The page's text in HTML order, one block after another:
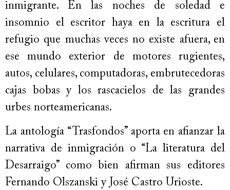
inmigrante. En las noches de soledad e
insomnio el escritor haya en la escritura el
refugio que muchas veces no existe afuera, en
ese mundo exterior de motores rugientes,
autos, celulares, computadoras, embrutecedoras
cajas bobas y los rascacielos de las grandes
urbes norteamericanas.
La antología “Trasfondos” aporta en afianzar la
narrativa de inmigración o “La literatura del
Desarraigo” como bien afirman sus editores
Fernando Olszanski y José Castro Urioste.